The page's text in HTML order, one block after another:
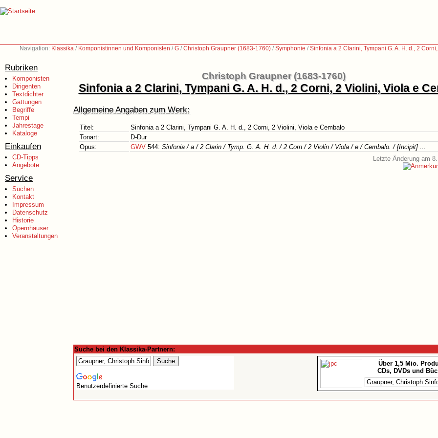
Navigation: Klassika / Komponistinnen und Komponisten /G /Christoph Graupner (1683-1760) /Symphonie /Sinfonia a 2 Clarini, Tympani G. A. H. d., 2
Rubriken
Komponisten
Dirigenten
Textdichter
Gattungen
Begriffe
Tempi
Jahrestage
Kataloge
Einkaufen
CD-Tipps
Angebote
Service
Suchen
Kontakt
Impressum
Datenschutz
Historie
Opernhäuser
Veranstaltungen
Christoph Graupner (1683-1760)
Sinfonia a 2 Clarini, Tympani G. A. H. d., 2 Corni, 2 Violini, Viola e
Allgemeine Angaben zum Werk:
Titel:
Sinfonia a 2 Clarini, Tympani G. A. H. d., 2 Corni, 2 Violini, Viola e Cembalo
Tonart:
D-Dur
Opus:
GWV 544: Sinfonia / a / 2 Clarin / Tymp. G. A. H. d. / 2 Corn / 2 Violin / Viola / e / Cembalo. / [Incipit] ...
Letzte Änderung am
Suche bei den Klassika-Partnern:
Benutzerdefinierte Suche
Über 1,5 Mio.
CDs, DVDs und